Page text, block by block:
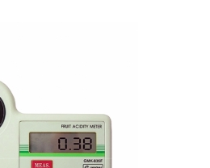
：數字顯示、具資料集錄